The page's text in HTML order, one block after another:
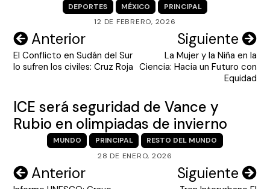
DEPORTES MÉXICO
PRINCIPAL
12 DE FEBRERO, 2026
Navegación
de
Anterior
El Conflicto en Sudán del Sur
lo sufren los civiles: Cruz Roja
Siguiente
La Mujer y la Niña en la
Ciencia: Hacia un Futuro con
Equidad
ICE será seguridad de Vance y
Rubio en olimpiadas de invierno
MUNDO PRINCIPAL
RESTO DEL MUNDO
28 DE ENERO, 2026
Navegación
Anterior Siguiente